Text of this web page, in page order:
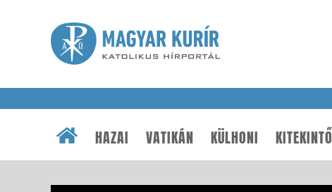
HAZAI VATIKÁN KÜLHONI KITEKINTŐ